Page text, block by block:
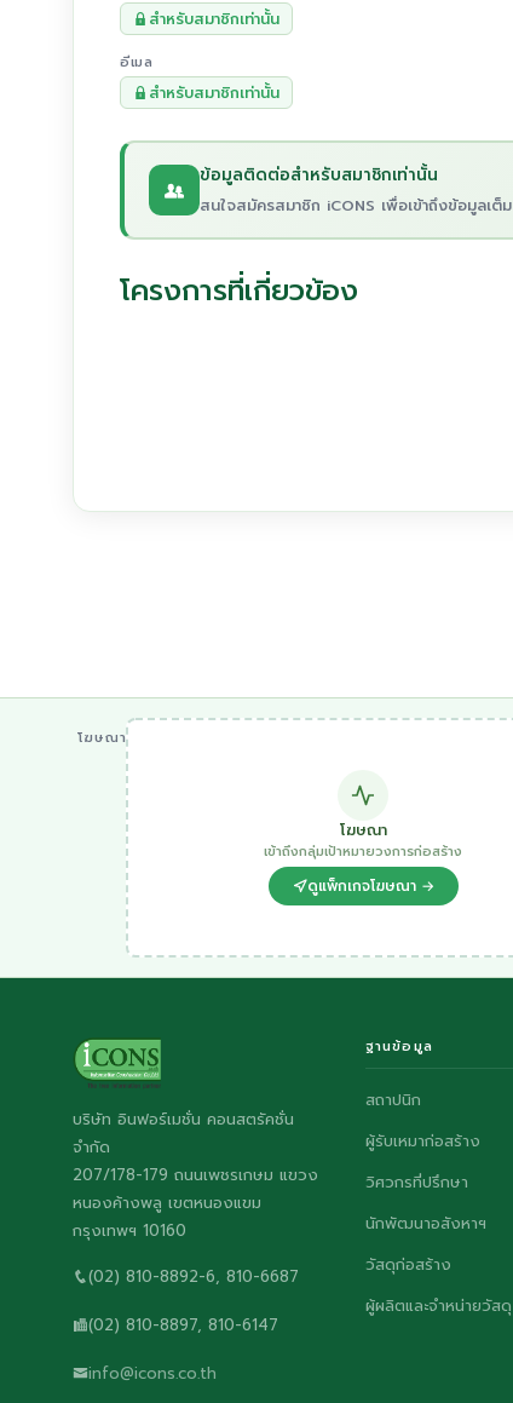
สำหรับสมาชิกเท่านั้น
อีเมล
สำหรับสมาชิกเท่านั้น
ข้อมูลติดต่อสำหรับสมาชิกเท่านั้น
สนใจสมัครสมาชิก iCONS เพื่อเข้าถึงข้อมูลเต็ม
โครงการที่เกี่ยวข้อง
โฆษณา
โฆษณา
เข้าถึงกลุ่มเป้าหมายวงการก่อสร้าง
ดูแพ็กเกจโฆษณา →
บริษัท อินฟอร์เมชั่น คอนสตรัคชั่น
จำกัด
207/178-179 ถนนเพชรเกษม แขวง
หนองค้างพลู เขตหนองแขม
กรุงเทพฯ 10160
(02) 810-8892-6, 810-6687
(02) 810-8897, 810-6147
info@icons.co.th
ฐานข้อมูล
สถาปนิก
ผู้รับเหมาก่อสร้าง
วิศวกรที่ปรึกษา
นักพัฒนาอสังหาฯ
วัสดุก่อสร้าง
ผู้ผลิตและจำหน่ายวัสดุ